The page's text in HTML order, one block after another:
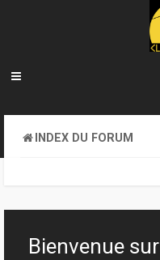
INDEX DU FORUM
Bienvenue sur